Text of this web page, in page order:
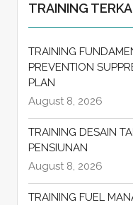
TRAINING
TRAINING
PREVENTION
PLAN
August 8, 2026
TRAINING DESAIN
PENSIUNAN
August 8, 2026
TRAINING FUEL